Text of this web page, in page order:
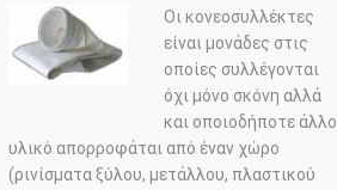
Οι κονεοσυλλέκτες
είναι μονάδες στις
οποίες συλλέγονται
όχι μόνο σκόνη αλλά
και οποιοδήποτε άλλο
υλικό απορροφάται από έναν χώρο
(ρινίσματα ξύλου, μετάλλου, πλαστικού